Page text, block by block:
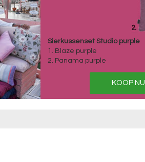
Sierkussenset Studio purple
1. Blaze purple
2. Panama purple
KOOP NU